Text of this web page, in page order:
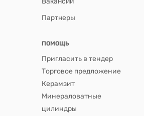
Партнеры
ПОМОЩЬ
Пригласить в тендер
Торговое предложение
Керамзит
Минераловатные
цилиндры